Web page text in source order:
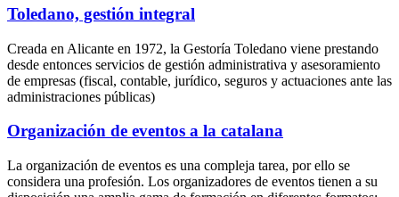
Toledano, gestión integral
Creada en Alicante en 1972, la Gestoría Toledano viene prestando
desde entonces servicios de gestión administrativa y asesoramiento
de empresas (fiscal, contable, jurídico, seguros y actuaciones ante las
administraciones públicas)
Organización de eventos a la catalana
La organización de eventos es una compleja tarea, por ello se
considera una profesión. Los organizadores de eventos tienen a su